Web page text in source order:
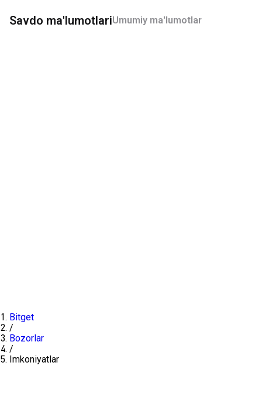
Savdo ma'lumotlariUmumiy ma'lumotlar
Bitget
/
Bozorlar
/
Imkoniyatlar